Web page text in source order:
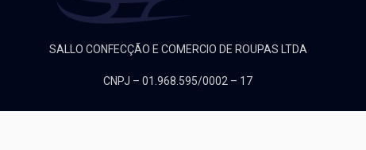
SALLO CONFECÇÃO E COMERCIO DE ROUPAS LTDA
CNPJ – 01.968.595/0002 – 17